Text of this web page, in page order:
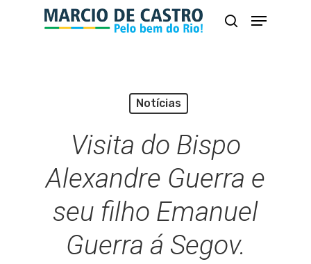
busca
Menu
Notícias
Visita do Bispo
Alexandre Guerra e
seu filho Emanuel
Guerra á Segov.